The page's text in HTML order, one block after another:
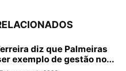
diz que Palmeiras
exemplo de gestão no...